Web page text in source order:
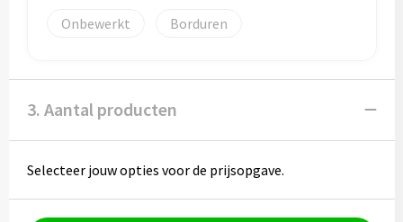
Eten & drinken
Bidons
Onbewerkt
Borduren
3. Aantal producten
Selecteer jouw opties voor de prijsopgave.